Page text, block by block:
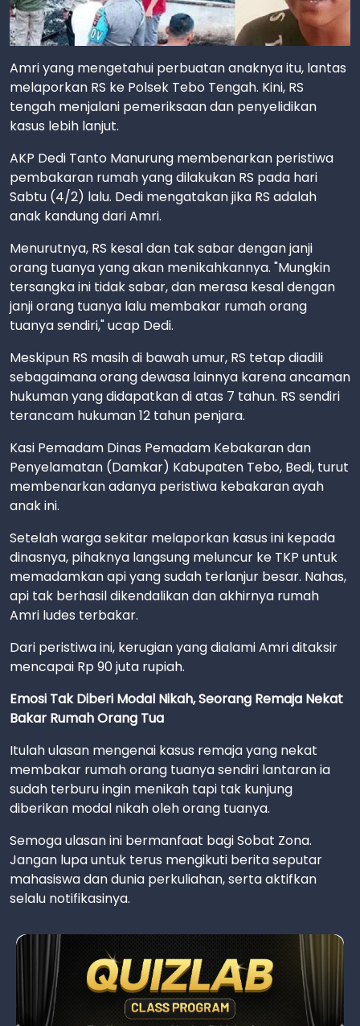
Amri yang mengetahui perbuatan anaknya itu, lantas
melaporkan RS ke Polsek Tebo Tengah. Kini, RS
tengah menjalani pemeriksaan dan penyelidikan
kasus lebih lanjut.
AKP Dedi Tanto Manurung membenarkan peristiwa
pembakaran rumah yang dilakukan RS pada hari
Sabtu (4/2) lalu. Dedi mengatakan jika RS adalah
anak kandung dari Amri.
Menurutnya, RS kesal dan tak sabar dengan janji
orang tuanya yang akan menikahkannya. "Mungkin
tersangka ini tidak sabar, dan merasa kesal dengan
janji orang tuanya lalu membakar rumah orang
tuanya sendiri," ucap Dedi.
Meskipun RS masih di bawah umur, RS tetap diadili
sebagaimana orang dewasa lainnya karena ancaman
hukuman yang didapatkan di atas 7 tahun. RS sendiri
terancam hukuman 12 tahun penjara.
Kasi Pemadam Dinas Pemadam Kebakaran dan
Penyelamatan (Damkar) Kabupaten Tebo, Bedi, turut
membenarkan adanya peristiwa kebakaran ayah
anak ini.
Setelah warga sekitar melaporkan kasus ini kepada
dinasnya, pihaknya langsung meluncur ke TKP untuk
memadamkan api yang sudah terlanjur besar. Nahas,
api tak berhasil dikendalikan dan akhirnya rumah
Amri ludes terbakar.
Dari peristiwa ini, kerugian yang dialami Amri ditaksir
mencapai Rp 90 juta rupiah.
Emosi Tak Diberi Modal Nikah, Seorang Remaja Nekat
Bakar Rumah Orang Tua
Itulah ulasan mengenai kasus remaja yang nekat
membakar rumah orang tuanya sendiri lantaran ia
sudah terburu ingin menikah tapi tak kunjung
diberikan modal nikah oleh orang tuanya.
Semoga ulasan ini bermanfaat bagi Sobat Zona.
Jangan lupa untuk terus mengikuti berita seputar
mahasiswa dan dunia perkuliahan, serta aktifkan
selalu notifikasinya.